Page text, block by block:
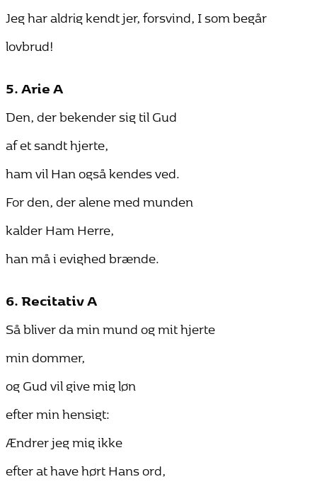
Jeg har aldrig kendt jer, forsvind, I som begår
lovbrud!
5. Arie A
Den, der bekender sig til Gud
af et sandt hjerte,
ham vil Han også kendes ved.
For den, der alene med munden
kalder Ham Herre,
han må i evighed brænde.
6. Recitativ A
Så bliver da min mund og mit hjerte
min dommer,
og Gud vil give mig løn
efter min hensigt:
Ændrer jeg mig ikke
efter at have hørt Hans ord,